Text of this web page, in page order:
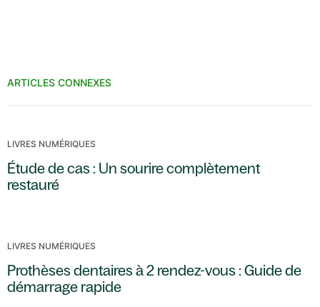
ARTICLES CONNEXES
LIVRES NUMÉRIQUES
Étude de cas : Un sourire complètement
restauré
LIVRES NUMÉRIQUES
Prothèses dentaires à 2 rendez-vous : Guide de
démarrage rapide